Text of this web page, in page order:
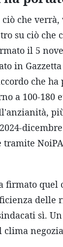
che verrà,
su ciò che
il 5
in
che ha
a 100-180
tramite
firmato quel
delle
sì.
clima